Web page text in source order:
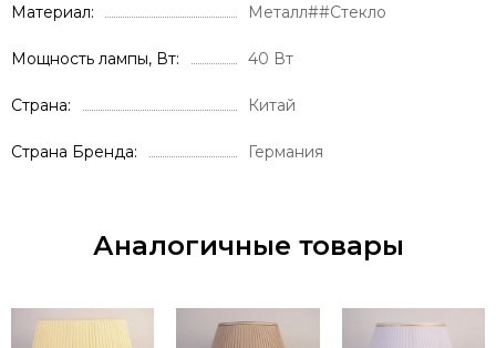
Материал Металл##Стекло
Мощность лампы, Вт 40 Вт
Страна Китай
Страна Бренда Германия
Аналогичные товары